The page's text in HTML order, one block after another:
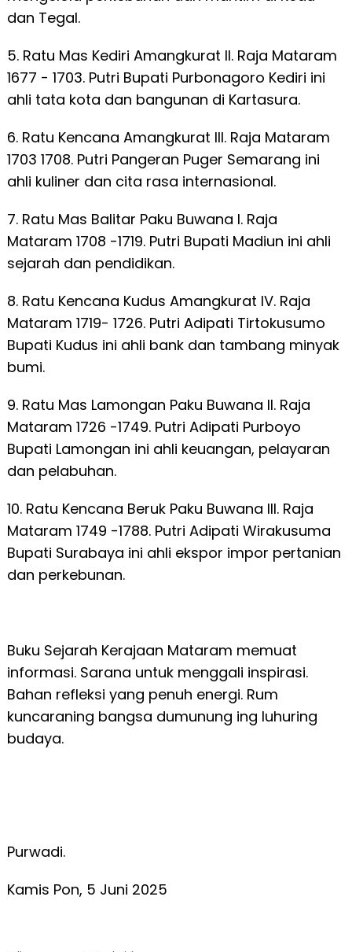
dan Tegal.
5. Ratu Mas Kediri Amangkurat II. Raja Mataram
1677 - 1703. Putri Bupati Purbonagoro Kediri ini
ahli tata kota dan bangunan di Kartasura.
6. Ratu Kencana Amangkurat III. Raja Mataram
1703 1708. Putri Pangeran Puger Semarang ini
ahli kuliner dan cita rasa internasional.
7. Ratu Mas Balitar Paku Buwana I. Raja
Mataram 1708 -1719. Putri Bupati Madiun ini ahli
sejarah dan pendidikan.
8. Ratu Kencana Kudus Amangkurat IV. Raja
Mataram 1719- 1726. Putri Adipati Tirtokusumo
Bupati Kudus ini ahli bank dan tambang minyak
bumi.
9. Ratu Mas Lamongan Paku Buwana II. Raja
Mataram 1726 -1749. Putri Adipati Purboyo
Bupati Lamongan ini ahli keuangan, pelayaran
dan pelabuhan.
10. Ratu Kencana Beruk Paku Buwana III. Raja
Mataram 1749 -1788. Putri Adipati Wirakusuma
Bupati Surabaya ini ahli ekspor impor pertanian
dan perkebunan.
Buku Sejarah Kerajaan Mataram memuat
informasi. Sarana untuk menggali inspirasi.
Bahan refleksi yang penuh energi. Rum
kuncaraning bangsa dumunung ing luhuring
budaya.
Purwadi.
Kamis Pon, 5 Juni 2025